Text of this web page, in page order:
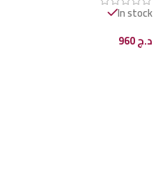
In stock
د.ج